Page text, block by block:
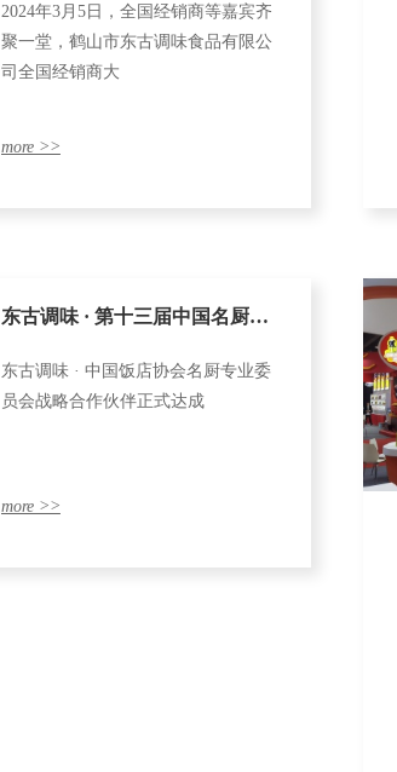
2024年全国经销商大会顺利召开
2024年3月5日，全国经销商等嘉宾齐
聚一堂，鹤山市东古调味食品有限公
司全国经销商大
more >>
东古调味 · 第十三届中国名厨大
会圆满落幕！
东古调味 · 中国饭店协会名厨专业委
员会战略合作伙伴正式达成
more >>